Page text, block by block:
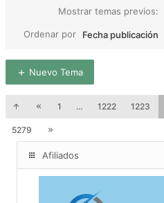
Mostrar temas previos:
Ordenar por
Fecha publicación
Nuevo Tema
1 … 1222 1223
5279
Afiliados